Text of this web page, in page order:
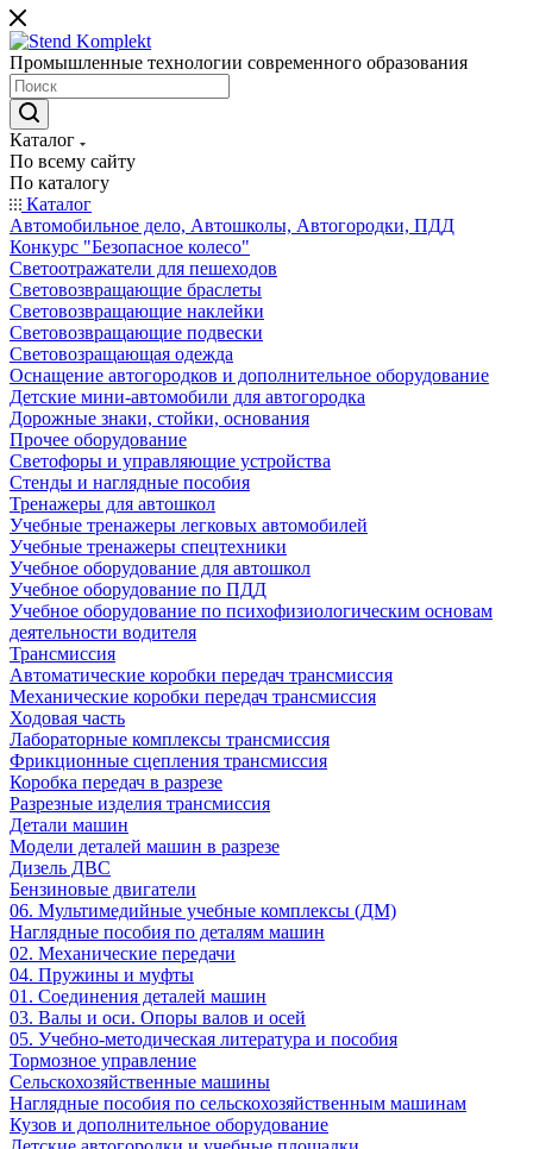
Промышленные технологии современного образования
Каталог
По всему сайту
По каталогу
Каталог
Автомобильное дело, Автошколы, Автогородки, ПДД
Конкурс "Безопасное колесо"
Светоотражатели для пешеходов
Световозвращающие браслеты
Световозвращающие наклейки
Световозвращающие подвески
Световозращающая одежда
Оснащение автогородков и дополнительное оборудование
Детские мини-автомобили для автогородка
Дорожные знаки, стойки, основания
Прочее оборудование
Светофоры и управляющие устройства
Стенды и наглядные пособия
Тренажеры для автошкол
Учебные тренажеры легковых автомобилей
Учебные тренажеры спецтехники
Учебное оборудование для автошкол
Учебное оборудование по ПДД
Учебное оборудование по психофизиологическим основам
деятельности водителя
Трансмиссия
Автоматические коробки передач трансмиссия
Механические коробки передач трансмиссия
Ходовая часть
Лабораторные комплексы трансмиссия
Фрикционные сцепления трансмиссия
Коробка передач в разрезе
Разрезные изделия трансмиссия
Детали машин
Модели деталей машин в разрезе
Дизель ДВС
Бензиновые двигатели
06. Мультимедийные учебные комплексы (ДМ)
Наглядные пособия по деталям машин
02. Механические передачи
04. Пружины и муфты
01. Соединения деталей машин
03. Валы и оси. Опоры валов и осей
05. Учебно-методическая литература и пособия
Тормозное управление
Сельскохозяйственные машины
Наглядные пособия по сельскохозяйственным машинам
Кузов и дополнительное оборудование